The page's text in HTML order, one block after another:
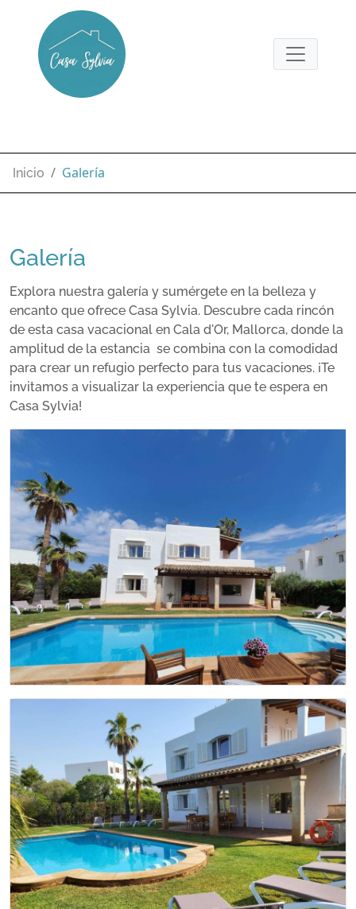
Inicio Galería
Galería
Explora nuestra galería y sumérgete en la belleza y
encanto que ofrece Casa Sylvia. Descubre cada rincón
de esta casa vacacional en Cala d'Or, Mallorca, donde la
amplitud de la estancia se combina con la comodidad
para crear un refugio perfecto para tus vacaciones. ¡Te
invitamos a visualizar la experiencia que te espera en
Casa Sylvia!